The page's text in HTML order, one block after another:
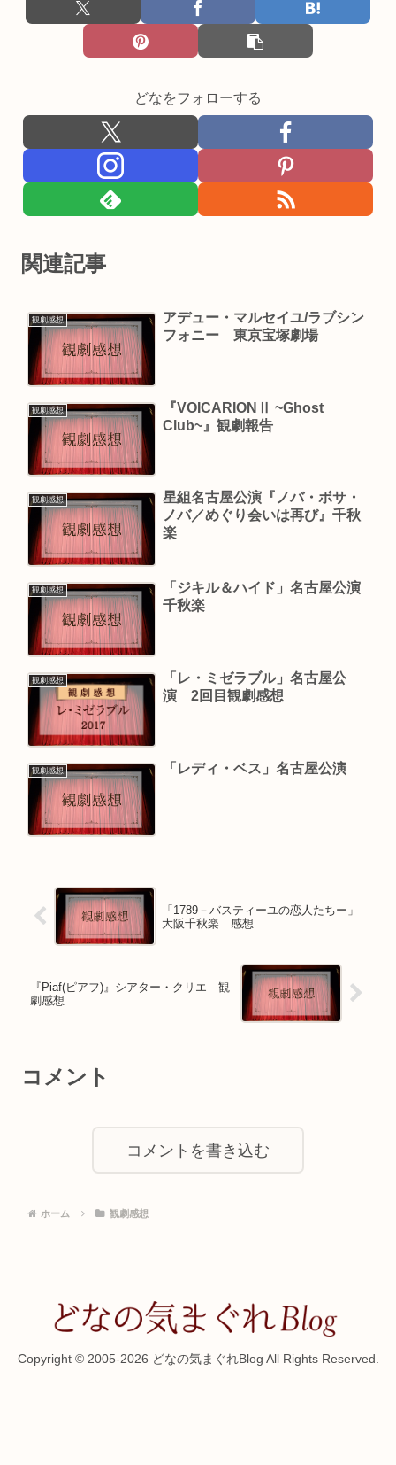
どなをフォローする
関連記事
観劇感想
アデュー・マルセイユ/ラブシン
フォニー 東京宝塚劇場
観劇感想
『VOICARIONⅡ ~Ghost
Club~』観劇報告
観劇感想
星組名古屋公演『ノバ・ボサ・
ノバ／めぐり会いは再び』千秋
楽
観劇感想
「ジキル＆ハイド」名古屋公演
千秋楽
観劇感想
「レ・ミゼラブル」名古屋公
演 2回目観劇感想
観劇感想 「レディ・ベス」名古屋公演
「1789－バスティーユの恋人たちー」
大阪千秋楽 感想
『Piaf(ピアフ)』シアター・クリエ 観
劇感想
コメント
コメントを書き込む
ホーム 観劇感想
Copyright © 2005-2026 どなの気まぐれBlog All Rights Reserved.